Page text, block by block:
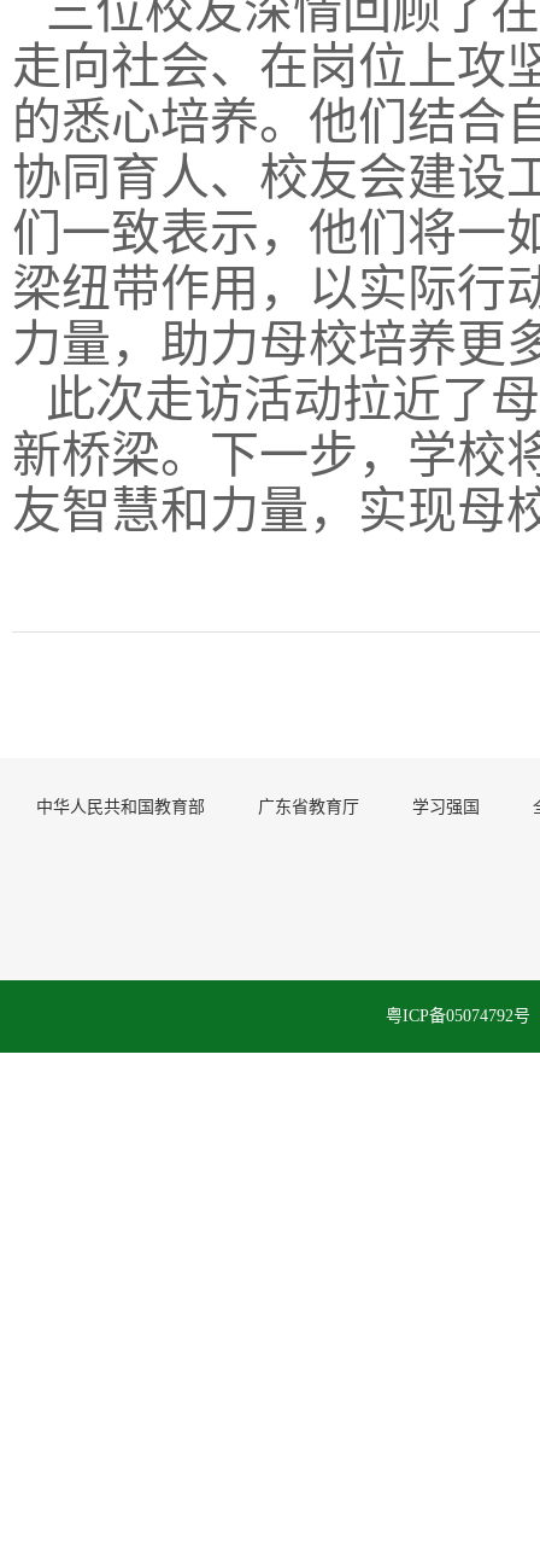
走向社会、在岗位上攻
的悉心培养。他们结合
协同育人、校友会建设
们一致表示，他们将一
梁纽带作用，以实际行
力量，助力母校培养更
此次走访活动拉近了
新桥梁。下一步，学校
友智慧和力量，实现母
中华人民共和国教育部 广东省教育厅 学习强国
粤ICP备05074792